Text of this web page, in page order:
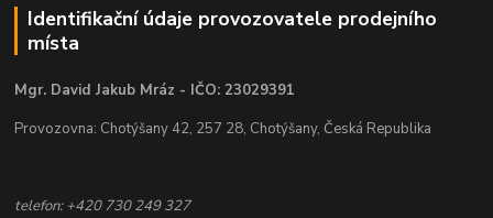
Identifikační údaje provozovatele prodejního
místa
Mgr. David Jakub Mráz - IČO: 23029391
Provozovna: Chotýšany 42, 257 28, Chotýšany, Česká Republika
telefon: +420 730 249 327